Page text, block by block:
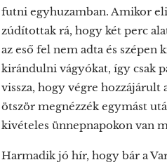
futni egyhuzamban. Amikor
zúdítottak rá, hogy két perc
az eső fel nem adta és
kirándulni vágyókat, így csak
vissza, hogy végre hozzájárult
ötször megnézzék egymást
kivételes ünnepnapokon van
Harmadik jó hír, hogy bár a